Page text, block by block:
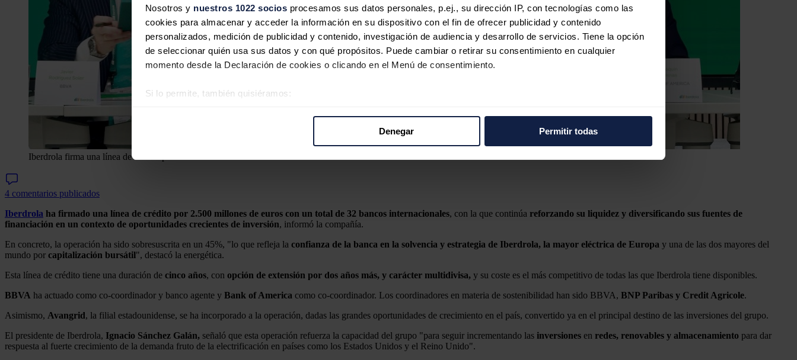
Nosotros y nuestros 1022 socios procesamos sus datos personales, p.ej., su dirección IP, con tecnologías como las
cookies para almacenar y acceder la información en su dispositivo con el fin de ofrecer publicidad y contenido
personalizados, medición de publicidad y contenido, investigación de audiencia y desarrollo de servicios. Tiene la opción
de seleccionar quién usa sus datos y con qué propósitos. Puede cambiar o retirar su consentimiento en cualquier
momento desde la Declaración de cookies o clicando en el Menú de consentimiento.
Si lo permite, también quisiéramos:
redes sociales, publicidad y análisis web, quienes pueden combinarla con otra información que les haya proporcionado o
que hayan recopilado a partir del uso que haya hecho de sus servicios.
Denegar Permitir todas
Iberdrola firma una línea de crédito por 2.500 millones con 32 bancos internacionales.
4 comentarios publicados
Iberdrola ha firmado una línea de crédito por 2.500 millones de euros con un total de 32 bancos internacionales, con la que continúa reforzando su liquidez y diversificando sus fuentes de
financiación en un contexto de oportunidades crecientes de inversión, informó la compañía.
En concreto, la operación ha sido sobresuscrita en un 45%, "lo que refleja la confianza de la banca en la solvencia y estrategia de Iberdrola, la mayor eléctrica de Europa y una de las dos mayores del
mundo por capitalización bursátil", destacó la energética.
Esta línea de crédito tiene una duración de cinco años, con opción de extensión por dos años más, y carácter multidivisa, y su coste es el más competitivo de todas las que Iberdrola tiene disponibles.
BBVA ha actuado como co-coordinador y banco agente y Bank of America como co-coordinador. Los coordinadores en materia de sostenibilidad han sido BBVA, BNP Paribas y Credit Agricole.
Asimismo, Avangrid, la filial estadounidense, se ha incorporado a la operación, dadas las grandes oportunidades de crecimiento en el país, convertido ya en el principal destino de las inversiones del grupo.
El presidente de Iberdrola, Ignacio Sánchez Galán, señaló que esta operación refuerza la capacidad del grupo "para seguir incrementando las inversiones en redes, renovables y almacenamiento para dar
respuesta al fuerte crecimiento de la demanda fruto de la electrificación en países como los Estados Unidos y el Reino Unido".